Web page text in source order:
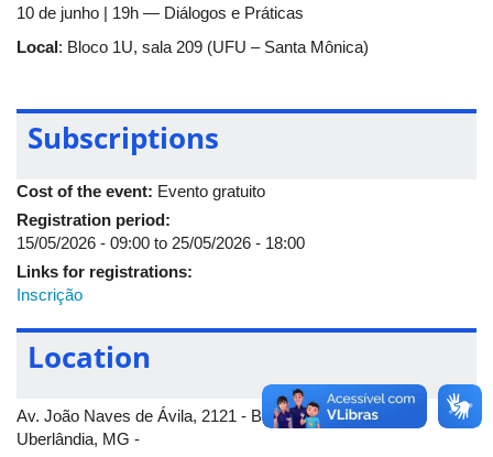
10 de junho | 19h — Diálogos e Práticas
Local: Bloco 1U, sala 209 (UFU – Santa Mônica)
Subscriptions
Cost of the event: Evento gratuito
Registration period:
15/05/2026 - 09:00 to 25/05/2026 - 18:00
Links for registrations:
Inscrição
Location
Av. João Naves de Ávila, 2121 - Bairro Santa Mônica -
Uberlândia, MG -